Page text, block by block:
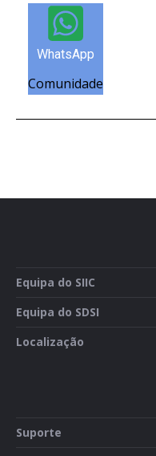
WhatsApp
Comunidade
Equipa do SIIC
Equipa do SDSI
Localização
Suporte